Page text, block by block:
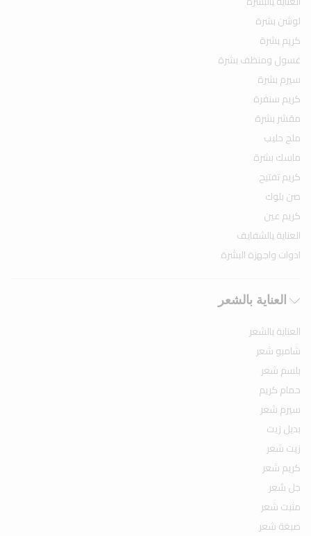
لوشن بشرة
كريم بشرة
غسول ومنظف بشرة
سيرم بشرة
كريم سنفرة
مقشر بشرة
ملح حليب
ماسك بشرة
كريم تفتيح
صن بلوك
كريم عين
العناية بالشفايف
ادوات واجهزة البشرة
العناية بالشعر
العناية بالشعر
شامبو شعر
بلسم شعر
حمام كريم
سيرم شعر
بديل زيت
زيت شعر
كريم شعر
جل شعر
مثبت شعر
صبغة شعر